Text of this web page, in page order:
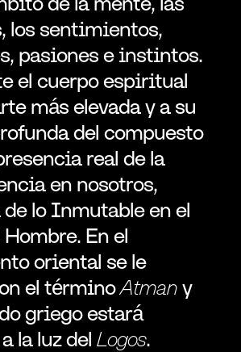
los sentimientos,
pasiones e instintos.
el cuerpo espiritual
más elevada y a su
del compuesto
real de la
en nosotros,
lo Inmutable en el
En el
oriental se le
el término Atman y
griego estará
la luz del Logos.